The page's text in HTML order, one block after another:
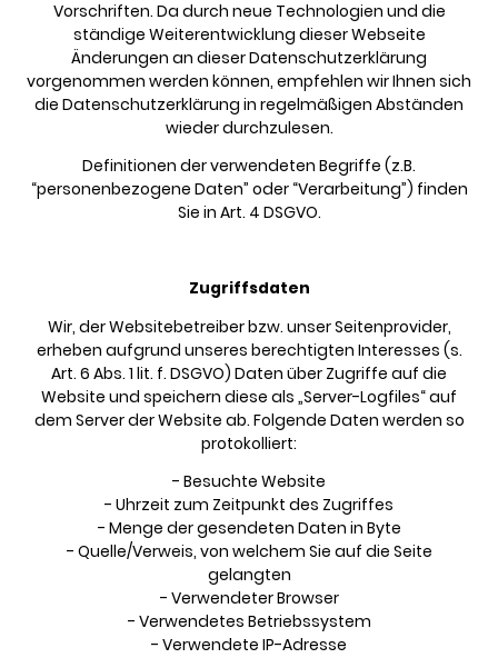
Vorschriften. Da durch neue Technologien und die
ständige Weiterentwicklung dieser Webseite
Änderungen an dieser Datenschutzerklärung
vorgenommen werden können, empfehlen wir Ihnen sich
die Datenschutzerklärung in regelmäßigen Abständen
wieder durchzulesen.
Definitionen der verwendeten Begriffe (z.B.
“personenbezogene Daten” oder “Verarbeitung”) finden
Sie in Art. 4 DSGVO.
Zugriffsdaten
Wir, der Websitebetreiber bzw. unser Seitenprovider,
erheben aufgrund unseres berechtigten Interesses (s.
Art. 6 Abs. 1 lit. f. DSGVO) Daten über Zugriffe auf die
Website und speichern diese als „Server-Logfiles“ auf
dem Server der Website ab. Folgende Daten werden so
protokolliert:
- Besuchte Website
- Uhrzeit zum Zeitpunkt des Zugriffes
- Menge der gesendeten Daten in Byte
- Quelle/Verweis, von welchem Sie auf die Seite
gelangten
- Verwendeter Browser
- Verwendetes Betriebssystem
- Verwendete IP-Adresse